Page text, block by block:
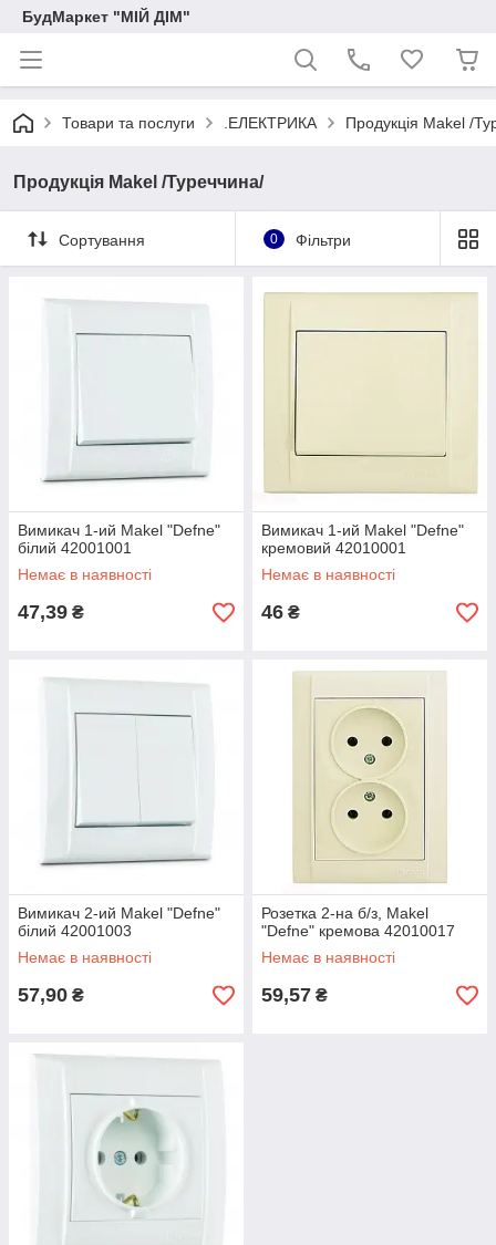
БудМаркет "МІЙ ДІМ"
Товари та послуги .ЕЛЕКТРИКА Продукція Makel /
Продукція Makel /Туреччина/
Сортування 0 Фільтри
Вимикач 1-ий Makel "Defne"
білий 42001001
Немає в наявності
47,39 ₴
Вимикач 1-ий Makel "Defne"
кремовий 42010001
Немає в наявності
46 ₴
Вимикач 2-ий Makel "Defne"
білий 42001003
Немає в наявності
57,90 ₴
Розетка 2-на б/з, Makel
"Defne" кремова 42010017
Немає в наявності
59,57 ₴